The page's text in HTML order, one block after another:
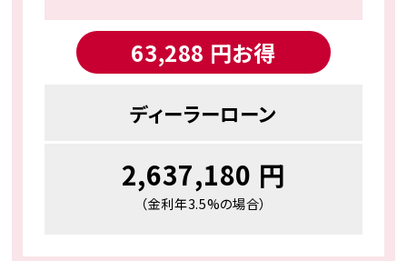
63,288 円お得
ディーラーローン
2,637,180 円
（金利年3.5%の場合）